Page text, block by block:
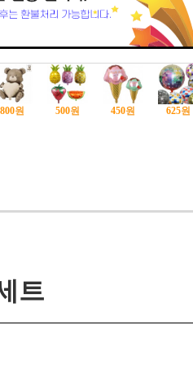
800원 500원 450원 625원
트